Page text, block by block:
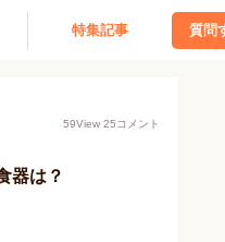
特集記事 質問
59View 25コメント
器は？